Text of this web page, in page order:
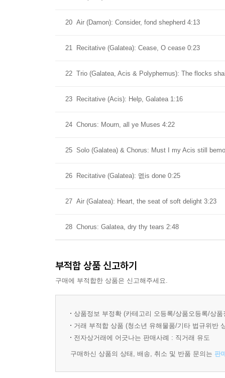
20 Air (Damon): Consider, fond shepherd 4:13
21 Recitative (Galatea): Cease, O cease 0:23
22 Trio (Galatea, Acis & Polyphemus): The flocks
23 Recitative (Acis): Help, Galatea 1:16
24 Chorus: Mourn, all ye Muses 4:22
25 Solo (Galatea) & Chorus: Must I my Acis still
26 Recitative (Galatea): 멦is done 0:25
27 Air (Galatea): Heart, the seat of soft delight 3:23
28 Chorus: Galatea, dry thy tears 2:48
부적합 상품 신고하기
구매에 부적합한 상품은 신고해주세요.
상품정보 부정확 (카테고리 오등록/상품오등록/상
거래 부적합 상품 (청소년 유해물품/기타 법규위반
전자상거래에 어긋나는 판매사례 : 직거래 유도
구매하신 상품의 상태, 배송, 취소 및 반품 문의는 판